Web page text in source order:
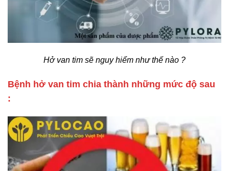
Hở van tim sẽ nguy hiểm như thế nào ?
Bệnh hở van tim chia thành những mức độ sau
: